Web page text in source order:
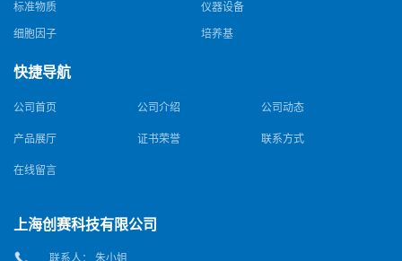
标准物质 仪器设备
细胞因子 培养基
快捷导航
公司首页 公司介绍 公司动态
产品展厅 证书荣誉 联系方式
在线留言
上海创赛科技有限公司
联系人： 朱小姐